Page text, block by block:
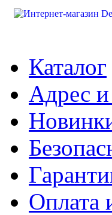
Каталог
Адрес и
Оплата